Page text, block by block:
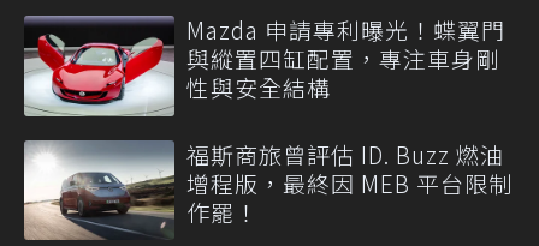
Mazda 申請專利曝光！蝶翼門
與縱置四缸配置，專注車身剛
性與安全結構
福斯商旅曾評估 ID. Buzz 燃油
增程版，最終因 MEB 平台限制
作罷！